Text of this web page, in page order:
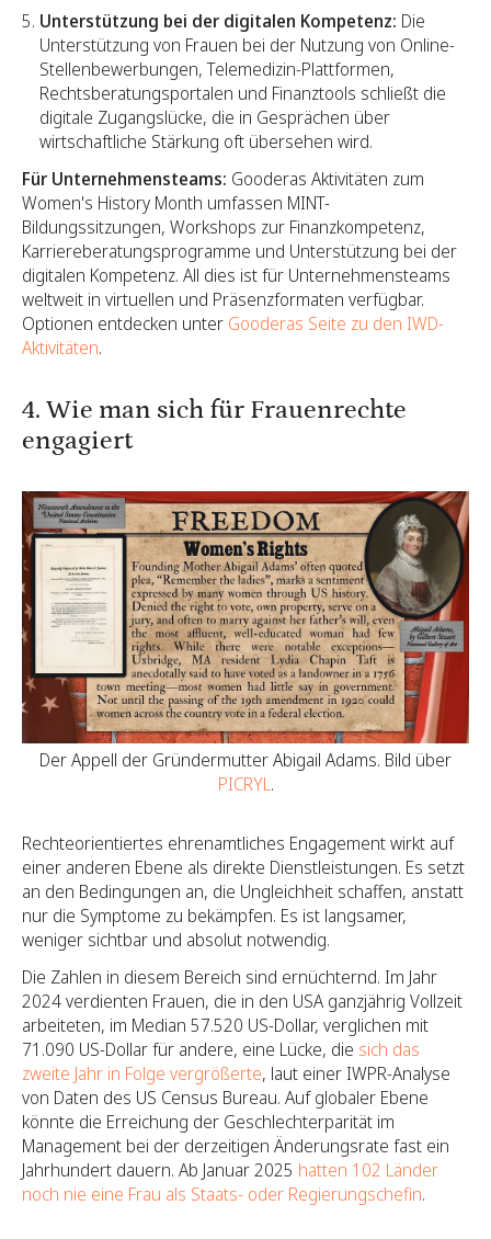
Unterstützung bei der digitalen Kompetenz: Die
Unterstützung von Frauen bei der Nutzung von Online-
Stellenbewerbungen, Telemedizin-Plattformen,
Rechtsberatungsportalen und Finanztools schließt die
digitale Zugangslücke, die in Gesprächen über
wirtschaftliche Stärkung oft übersehen wird.
Für Unternehmensteams: Gooderas Aktivitäten zum
Women's History Month umfassen MINT-
Bildungssitzungen, Workshops zur Finanzkompetenz,
Karriereberatungsprogramme und Unterstützung bei der
digitalen Kompetenz. All dies ist für Unternehmensteams
weltweit in virtuellen und Präsenzformaten verfügbar.
Optionen entdecken unter Gooderas Seite zu den IWD-
Aktivitäten.
4. Wie man sich für Frauenrechte
engagiert
Der Appell der Gründermutter Abigail Adams. Bild über
PICRYL.
Rechteorientiertes ehrenamtliches Engagement wirkt auf
einer anderen Ebene als direkte Dienstleistungen. Es setzt
an den Bedingungen an, die Ungleichheit schaffen, anstatt
nur die Symptome zu bekämpfen. Es ist langsamer,
weniger sichtbar und absolut notwendig.
Die Zahlen in diesem Bereich sind ernüchternd. Im Jahr
2024 verdienten Frauen, die in den USA ganzjährig Vollzeit
arbeiteten, im Median 57.520 US-Dollar, verglichen mit
71.090 US-Dollar für andere, eine Lücke, die sich das
zweite Jahr in Folge vergrößerte, laut einer IWPR-Analyse
von Daten des US Census Bureau. Auf globaler Ebene
könnte die Erreichung der Geschlechterparität im
Management bei der derzeitigen Änderungsrate fast ein
Jahrhundert dauern. Ab Januar 2025 hatten 102 Länder
noch nie eine Frau als Staats- oder Regierungschefin.